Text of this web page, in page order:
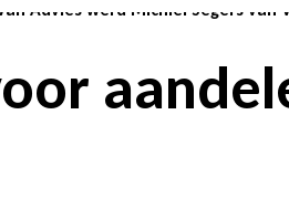
Advies werd Michiel Segers van